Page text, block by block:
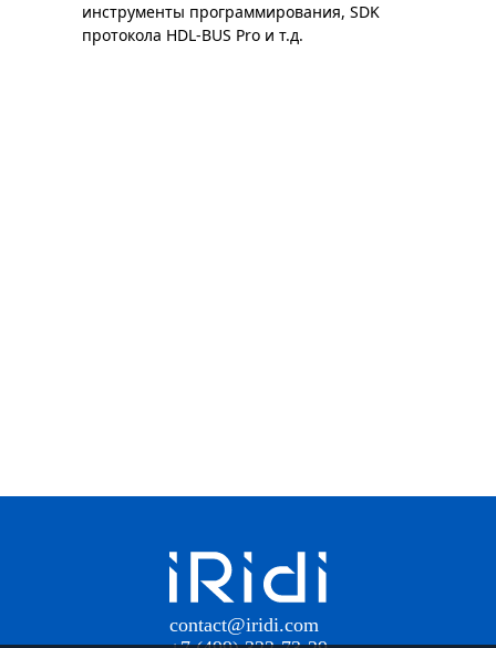
инструменты программирования, SDK
протокола HDL-BUS Pro и т.д.
contact@iridi.com